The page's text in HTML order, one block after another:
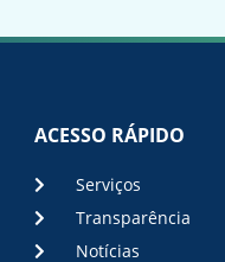
ACESSO RÁPIDO
Serviços
Transparência
Notícias